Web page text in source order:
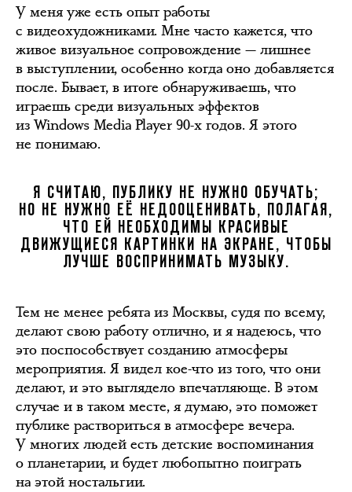
У меня уже есть опыт работы
с видеохудожниками. Мне часто кажется, что
живое визуальное сопровождение — лишнее
в выступлении, особенно когда оно добавляется
после. Бывает, в итоге обнаруживаешь, что
играешь среди визуальных эффектов
из Windows Media Player 90-х годов. Я этого
не понимаю.
Я СЧИТАЮ, ПУБЛИКУ НЕ НУЖНО ОБУЧАТЬ;
НО НЕ НУЖНО ЕЁ НЕДООЦЕНИВАТЬ, ПОЛАГАЯ,
ЧТО ЕЙ НЕОБХОДИМЫ КРАСИВЫЕ
ДВИЖУЩИЕСЯ КАРТИНКИ НА ЭКРАНЕ, ЧТОБЫ
ЛУЧШЕ ВОСПРИНИМАТЬ МУЗЫКУ.
Тем не менее ребята из Москвы, судя по всему,
делают свою работу отлично, и я надеюсь, что
это поспособствует созданию атмосферы
мероприятия. Я видел кое-что из того, что они
делают, и это выглядело впечатляюще. В этом
случае и в таком месте, я думаю, это поможет
публике раствориться в атмосфере вечера.
У многих людей есть детские воспоминания
о планетарии, и будет любопытно поиграть
на этой ностальгии.